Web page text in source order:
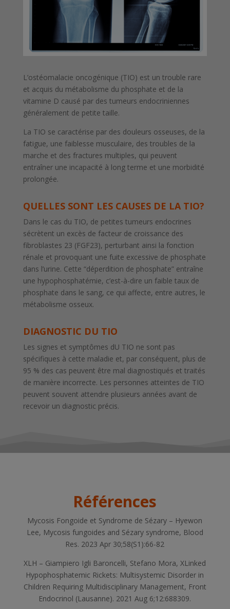
L’ostéomalacie oncogénique (TIO) est un trouble rare
et acquis du métabolisme du phosphate et de la
vitamine D causé par des tumeurs endocriniennes
généralement de petite taille.
La TIO se caractérise par des douleurs osseuses, de la
fatigue, une faiblesse musculaire, des troubles de la
marche et des fractures multiples, qui peuvent
entraîner une incapacité à long terme et une morbidité
prolongée.
QUELLES SONT LES CAUSES DE LA TIO?
Dans le cas du TIO, de petites tumeurs endocrines
sécrètent un excès de facteur de croissance des
fibroblastes 23 (FGF23), perturbant ainsi la fonction
rénale et provoquant une fuite excessive de phosphate
dans l’urine. Cette “déperdition de phosphate” entraîne
une hypophosphatémie, c’est-à-dire un faible taux de
phosphate dans le sang, ce qui affecte, entre autres, le
métabolisme osseux.
DIAGNOSTIC DU TIO
Les signes et symptômes dU TIO ne sont pas
spécifiques à cette maladie et, par conséquent, plus de
95 % des cas peuvent être mal diagnostiqués et traités
de manière incorrecte. Les personnes atteintes de TIO
peuvent souvent attendre plusieurs années avant de
recevoir un diagnostic précis.
Références
Mycosis Fongoide et Syndrome de Sézary – Hyewon
Lee, Mycosis fungoides and Sézary syndrome, Blood
Res. 2023 Apr 30;58(S1):66-82
XLH – Giampiero Igli Baroncelli, Stefano Mora, XLinked
Hypophosphatemic Rickets: Multisystemic Disorder in
Children Requiring Multidisciplinary Management, Front
Endocrinol (Lausanne). 2021 Aug 6;12:688309.